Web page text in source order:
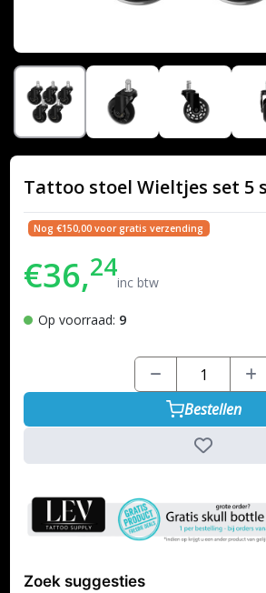
Tattoo stoel Wieltjes set 5
Nog €150,00 voor gratis verzending
€36,24inc btw
Op voorraad: 9
Bestellen
Zoek suggesties